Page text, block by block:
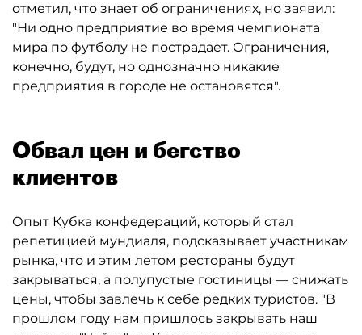
отметил, что знает об ограничениях, но заявил:
"Ни одно предприятие во время чемпионата
мира по футболу не пострадает. Ограничения,
конечно, будут, но однозначно никакие
предприятия в городе не остановятся".
Обвал цен и бегство
клиентов
Опыт Кубка конфедераций, который стал
репетицией мундиаля, подсказывает участникам
рынка, что и этим летом рестораны будут
закрываться, а полупустые гостиницы — снижать
цены, чтобы завлечь к себе редких туристов. "В
прошлом году нам пришлось закрывать наш